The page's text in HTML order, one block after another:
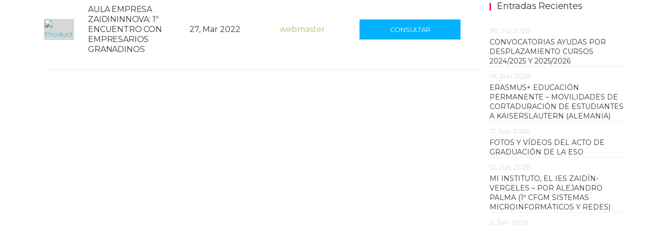
AULA EMPRESA
ZAIDININNOVA: 1º
ENCUENTRO CON
EMPRESARIOS
GRANADINOS
27, Mar 2022 webmaster CONSULTAR
Entradas Recientes
30, Jul 2026
CONVOCATORIAS AYUDAS POR
DESPLAZAMIENTO CURSOS
2024/2025 Y 2025/2026
18, Jun 2026
ERASMUS+ EDUCACIÓN
PERMANENTE – MOVILIDADES DE
CORTADURACIÓN DE ESTUDIANTES
A KAISERSLAUTERN (ALEMANIA)
17, Jun 2026
FOTOS Y VÍDEOS DEL ACTO DE
GRADUACIÓN DE LA ESO
12, Jun 2026
MI INSTITUTO, EL IES ZAIDÍN-
VERGELES – POR ALEJANDRO
PALMA (1º CFGM SISTEMAS
MICROINFORMÁTICOS Y REDES)
2, Jun 2026